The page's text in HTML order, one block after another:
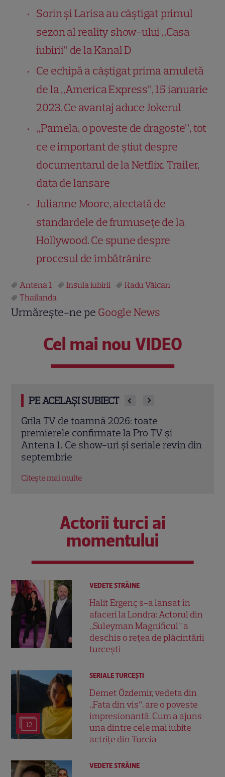
Sorin și Larisa au câștigat primul
sezon al reality show-ului „Casa
iubirii” de la Kanal D
Ce echipă a câștigat prima amuletă
de la „America Express”, 15 ianuarie
2023. Ce avantaj aduce Jokerul
„Pamela, o poveste de dragoste”, tot
ce e important de știut despre
documentarul de la Netflix. Trailer,
data de lansare
Julianne Moore, afectată de
standardele de frumusețe de la
Hollywood. Ce spune despre
procesul de îmbătrânire
Antena 1 Insula iubirii
Radu Vâlcan
Thailanda
Urmărește-ne pe Google News
Cel mai nou VIDEO
PE ACELAȘI SUBIECT
Trei cupluri revin la „Insula Iubirii –
Reuniuni”. Ce se întâmplă când se
întâlnesc din nou cu Radu Vâlcan
Citește mai multe
Actorii turci ai
momentului
VEDETE STRĂINE
Halit Ergenç s-a lansat în
afaceri la Londra: Actorul din
„Suleyman Magnificul” a
deschis o rețea de plăcintării
turcești
12
SERIALE TURCEŞTI
Demet Özdemir, vedeta din
„Fata din vis”, are o poveste
impresionantă. Cum a ajuns
una dintre cele mai iubite
actrițe din Turcia
VEDETE STRĂINE